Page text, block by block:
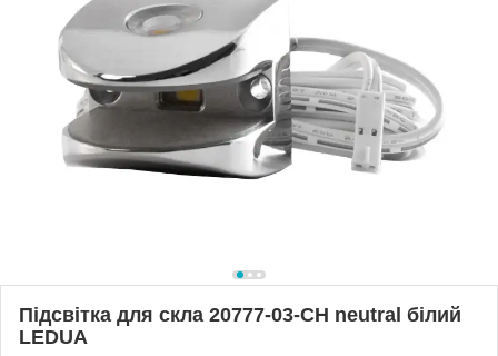
Підсвітка для скла 20777-03-CH neutral білий
LEDUA